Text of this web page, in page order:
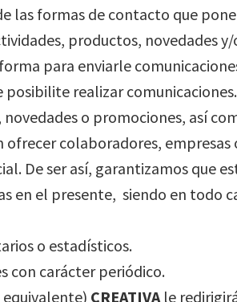
las formas de contacto que
productos, novedades
para enviarle
realizar
o promociones, así
ofrecer colaboradores,
De ser así, garantizamos que
en el presente, siendo en todo
o estadísticos.
con carácter periódico.
equivalente) CREATIVAle